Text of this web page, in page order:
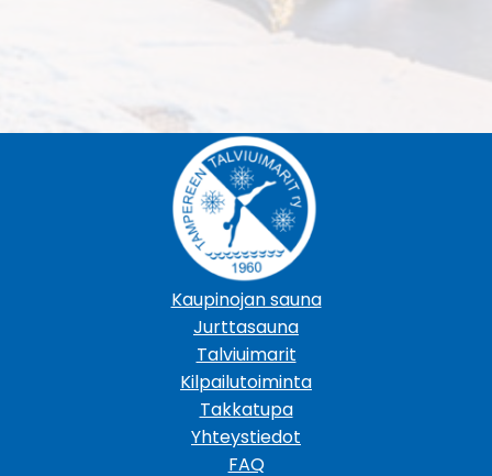
Kaupinojan sauna
Jurttasauna
Talviuimarit
Kilpailutoiminta
Takkatupa
Yhteystiedot
FAQ